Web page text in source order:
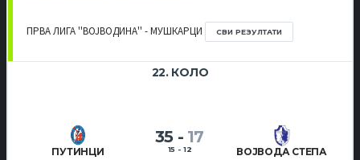
ПРВА ЛИГА ''ВОЈВОДИНА'' - МУШКАРЦИ СВИ РЕЗУЛТАТИ
22. КОЛО
ПУТИНЦИ
35 - 17
15 - 12 ВОЈВОДА СТЕПА